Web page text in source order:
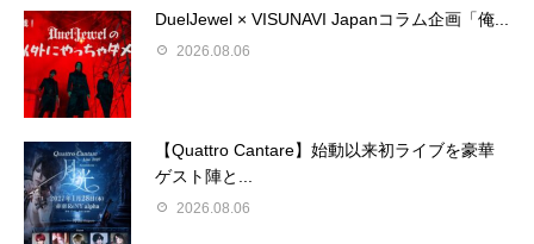
DuelJewel × VISUNAVI Japanコラム企画「俺...
2026.08.06
【Quattro Cantare】始動以来初ライブを豪華
ゲスト陣と...
2026.08.06